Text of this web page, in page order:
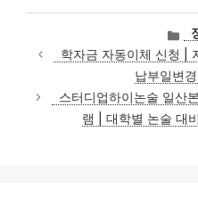
카
테
고
리
학자금 자동이체 신청 |
납부일변
스터디업하이논술 일산
램 | 대학별 논술 대